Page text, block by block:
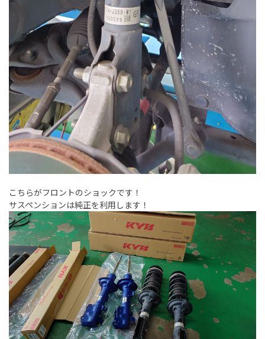
こちらがフロントのショックです！
サスペンションは純正を利用します！